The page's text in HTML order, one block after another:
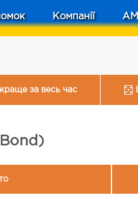
Компанії
за весь час